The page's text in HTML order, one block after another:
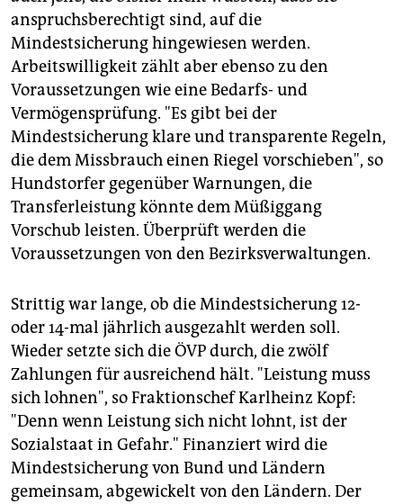
anspruchsberechtigt sind, auf die
Mindestsicherung hingewiesen werden.
Arbeitswilligkeit zählt aber ebenso zu den
Voraussetzungen wie eine Bedarfs- und
Vermögensprüfung. "Es gibt bei der
Mindestsicherung klare und transparente Regeln,
die dem Missbrauch einen Riegel vorschieben", so
Hundstorfer gegenüber Warnungen, die
Transferleistung könnte dem Müßiggang
Vorschub leisten. Überprüft werden die
Voraussetzungen von den Bezirksverwaltungen.
Strittig war lange, ob die Mindestsicherung 12-
oder 14-mal jährlich ausgezahlt werden soll.
Wieder setzte sich die ÖVP durch, die zwölf
Zahlungen für ausreichend hält. "Leistung muss
sich lohnen", so Fraktionschef Karlheinz Kopf:
"Denn wenn Leistung sich nicht lohnt, ist der
Sozialstaat in Gefahr." Finanziert wird die
Mindestsicherung von Bund und Ländern
gemeinsam, abgewickelt von den Ländern. Der